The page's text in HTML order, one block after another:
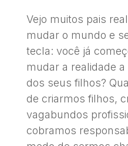
Vejo muitos pais
mudar o mundo e
tecla: você já
mudar a realidade
dos seus filhos?
de criarmos filhos,
vagabundos
cobramos